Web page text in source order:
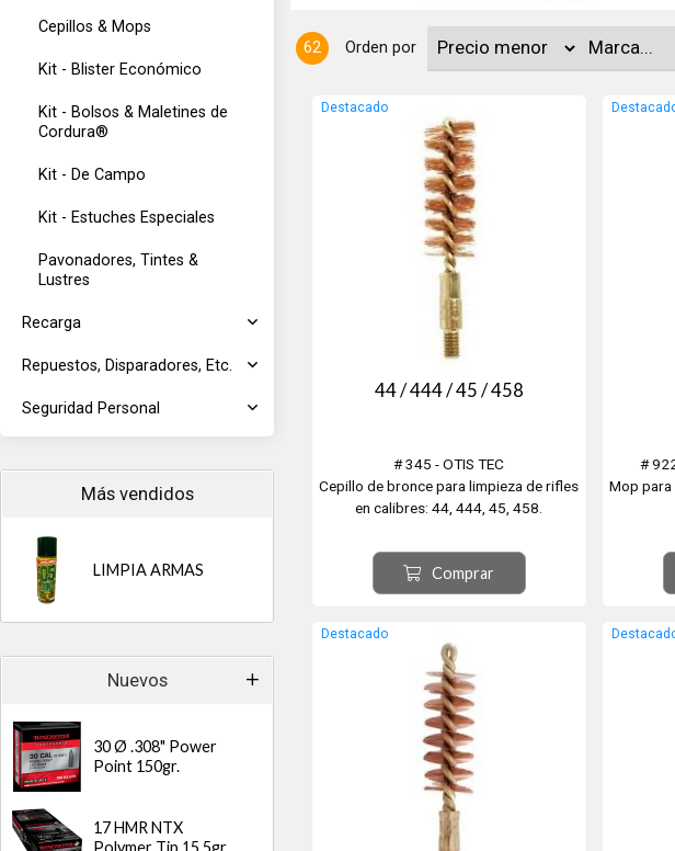
Cepillos & Mops
Kit - Blister Económico
Kit - Bolsos & Maletines de
Cordura®
Kit - De Campo
Kit - Estuches Especiales
Pavonadores, Tintes &
Lustres
Recarga
Repuestos, Disparadores, Etc.
Seguridad Personal
Más vendidos
LIMPIA ARMAS
Nuevos
30 Ø .308" Power
Point 150gr.
17 HMR NTX
Polymer Tip 15.5gr.
62 Orden por
Destacado
44 / 444 / 45 / 458
# 345 - OTIS TEC
Cepillo de bronce para limpieza de rifles
en calibres: 44, 444, 45, 458.
Comprar
#
Mop para
Destacado